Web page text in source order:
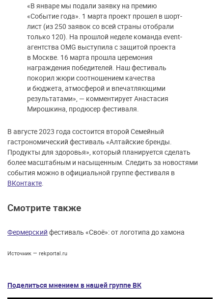
«В январе мы подали заявку на премию
«Событие года». 1 марта проект прошел в шорт-
лист (из 250 заявок со всей страны отобрали
только 120). На прошлой неделе команда event-
агентства OMG выступила с защитой проекта
в Москве. 16 марта прошла церемония
награждения победителей. Наш фестиваль
покорил жюри соотношением качества
и бюджета, атмосферой и впечатляющими
результатами», — комментирует Анастасия
Мирошкина, продюсер фестиваля.
В августе 2023 года состоится второй Семейный
гастрономический фестиваль «Алтайские бренды.
Продукты для здоровья», который планируется сделать
более масштабным и насыщенным. Следить за новостями
события можно в официальной группе фестиваля в
ВКонтакте
Смотрите также
Фермерский фестиваль «Своё»: от логотипа до хамона
Источник — rekportal.ru
Поделиться мнением в нашей группе ВК